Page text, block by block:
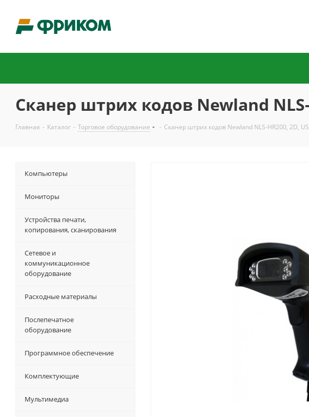
Сканер штрих кодов Newland
Главная - Каталог - Торговое оборудование - Сканер штрих кодов Newland NLS-HR200, 2D,
Компьютеры
Мониторы
Устройства печати,
копирования, сканирования
Сетевое и
коммуникационное
оборудование
Расходные материалы
Послепечатное
оборудование
Программное обеспечение
Комплектующие
Мультимедиа